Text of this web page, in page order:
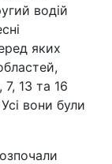
водій
яких
13 та 16
вони були